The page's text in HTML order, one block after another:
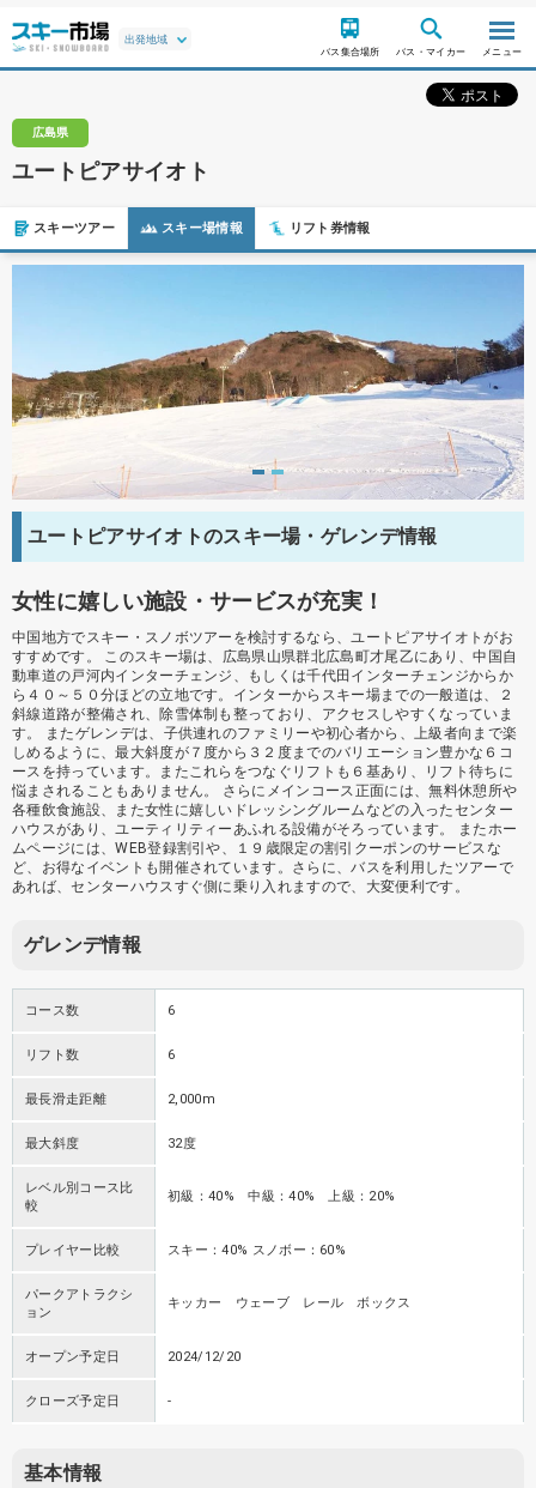
バス集合場所 バス・マイカー メニュー
広島県
ユートピアサイオト
スキーツアー スキー場情報 リフト券情報
ユートピアサイオトのスキー場・ゲレンデ情報
女性に嬉しい施設・サービスが充実！
中国地方でスキー・スノボツアーを検討するなら、ユートピアサイオトがお
すすめです。 このスキー場は、広島県山県群北広島町才尾乙にあり、中国自
動車道の戸河内インターチェンジ、もしくは千代田インターチェンジからか
ら４０～５０分ほどの立地です。インターからスキー場までの一般道は、２
斜線道路が整備され、除雪体制も整っており、アクセスしやすくなっていま
す。 またゲレンデは、子供連れのファミリーや初心者から、上級者向まで楽
しめるように、最大斜度が７度から３２度までのバリエーション豊かな６コ
ースを持っています。またこれらをつなぐリフトも６基あり、リフト待ちに
悩まされることもありません。 さらにメインコース正面には、無料休憩所や
各種飲食施設、また女性に嬉しいドレッシングルームなどの入ったセンター
ハウスがあり、ユーティリティーあふれる設備がそろっています。 またホー
ムページには、WEB登録割引や、１９歳限定の割引クーポンのサービスな
ど、お得なイベントも開催されています。さらに、バスを利用したツアーで
あれば、センターハウスすぐ側に乗り入れますので、大変便利です。
ゲレンデ情報
コース数 6
リフト数 6
最長滑走距離 2,000m
最大斜度 32度
レベル別コース比
較
初級：40% 中級：40% 上級：20%
プレイヤー比較 スキー：40% スノボー：60%
パークアトラクシ
ョン
キッカー ウェーブ レール ボックス
オープン予定日 2024/12/20
クローズ予定日 -
基本情報